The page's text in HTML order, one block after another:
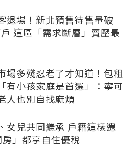
退場！新北預售待售量破
這區「需求斷層」賣壓最
場多殘忍老了才知道！包租
有小孩家庭是首選」：寧可
人也別自找麻煩
女兒共同繼承 戶籍這樣遷
房」都享自住優稅